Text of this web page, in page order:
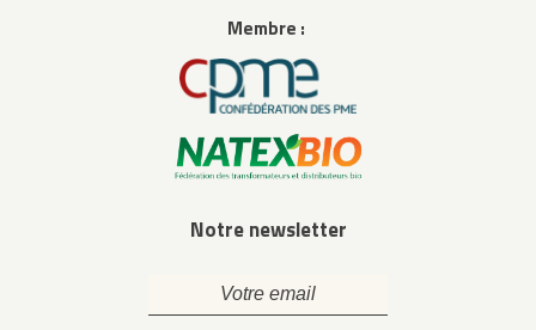
Membre :
Notre newsletter